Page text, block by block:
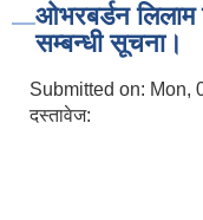
ओभरबर्डन लिलाम
सम्बन्धी सूचना।
Submitted on: Mon,
दस्तावेज: